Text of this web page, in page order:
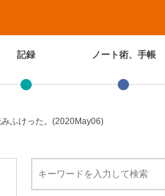
記録 ノート術、手帳
ふけった。(2020May06)